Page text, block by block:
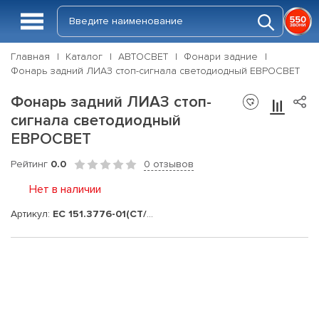
Главная Каталог АВТОСВЕТ
Фонари задние
Фонарь задний ЛИАЗ стоп-сигнала светодиодный ЕВРОСВЕТ
Фонарь задний ЛИАЗ стоп-
сигнала светодиодный
ЕВРОСВЕТ
Рейтинг 0.0 0 отзывов
Нет в наличии
Артикул: ЕС 151.3776-01(СТ/ГО)